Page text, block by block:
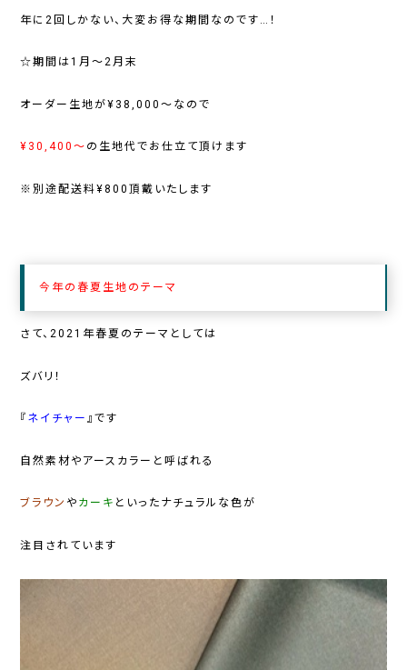
年に2回しかない、大変お得な期間なのです…！
☆期間は1月～2月末
オーダー生地が¥38,000～ なので
¥30,400～ の生地代でお仕立て頂けます
※別途配送料¥800頂戴いたします
今年の春夏生地のテーマ
さて、2021 年春夏のテーマとしては
ズバリ！
『 ネイチャー』です
自然素材やアースカラーと呼ばれる
ブラウン や カーキ といったナチュラルな色が
注目されています